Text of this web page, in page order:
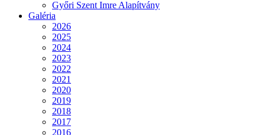
Győri Szent Imre Alapítvány
Galéria
2026
2025
2024
2023
2022
2021
2020
2019
2018
2017
2016